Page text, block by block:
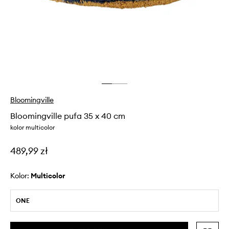
Bloomingville
Bloomingville pufa 35 x 40 cm
kolor multicolor
489,99 zł
Kolor: multicolor
ONE